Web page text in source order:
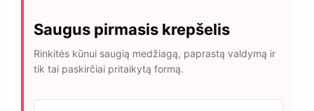
Saugus pirmasis krepšelis
Rinkitės kūnui saugią medžiagą, paprastą valdymą ir
tik tai paskirčiai pritaikytą formą.